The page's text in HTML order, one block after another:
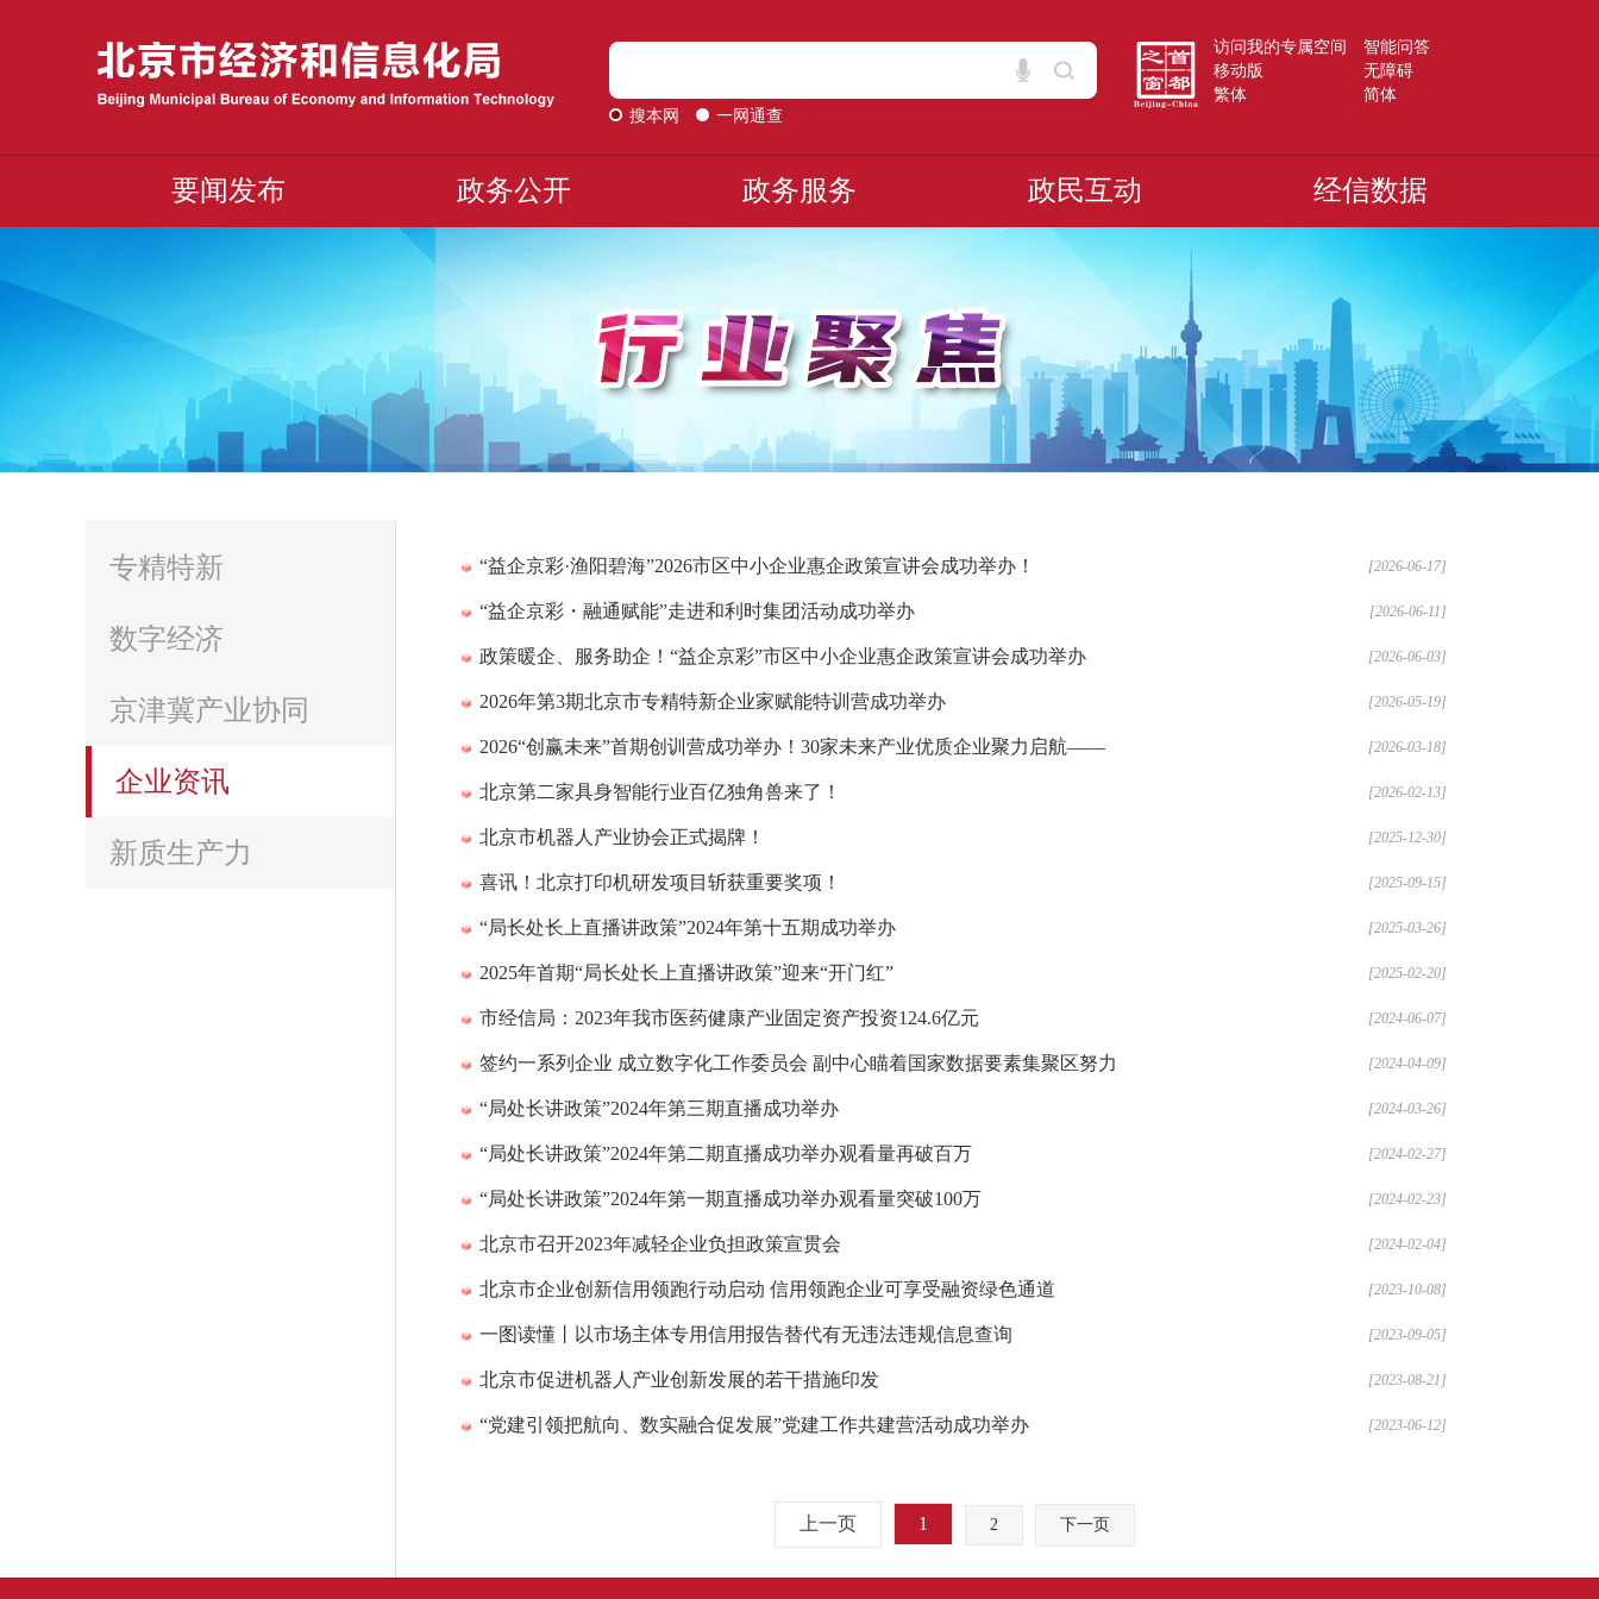
搜本网 一网通查
访问我的专属空间
智能问答
移动版
无障碍
繁体
简体
要闻发布 政务公开 政务服务 政民互动 经信数据
专精特新
数字经济
京津冀产业协同
企业资讯
新质生产力
“益企京彩·渔阳碧海”2026市区中小企业惠企政策宣讲会成功举办！ [2026-06-17]
“益企京彩・融通赋能”走进和利时集团活动成功举办 [2026-06-11]
政策暖企、服务助企！“益企京彩”市区中小企业惠企政策宣讲会成功举办 [2026-06-03]
2026年第3期北京市专精特新企业家赋能特训营成功举办 [2026-05-19]
2026“创赢未来”首期创训营成功举办！30家未来产业优质企业聚力启航—— [2026-03-18]
北京第二家具身智能行业百亿独角兽来了！ [2026-02-13]
北京市机器人产业协会正式揭牌！ [2025-12-30]
喜讯！北京打印机研发项目斩获重要奖项！ [2025-09-15]
“局长处长上直播讲政策”2024年第十五期成功举办 [2025-03-26]
2025年首期“局长处长上直播讲政策”迎来“开门红” [2025-02-20]
市经信局：2023年我市医药健康产业固定资产投资124.6亿元 [2024-06-07]
签约一系列企业 成立数字化工作委员会 副中心瞄着国家数据要素集聚区努力 [2024-04-09]
“局处长讲政策”2024年第三期直播成功举办 [2024-03-26]
“局处长讲政策”2024年第二期直播成功举办观看量再破百万 [2024-02-27]
“局处长讲政策”2024年第一期直播成功举办观看量突破100万 [2024-02-23]
北京市召开2023年减轻企业负担政策宣贯会 [2024-02-04]
北京市企业创新信用领跑行动启动 信用领跑企业可享受融资绿色通道 [2023-10-08]
一图读懂丨以市场主体专用信用报告替代有无违法违规信息查询 [2023-09-05]
北京市促进机器人产业创新发展的若干措施印发 [2023-08-21]
“党建引领把航向、数实融合促发展”党建工作共建营活动成功举办 [2023-06-12]
上一页 1 2 下一页